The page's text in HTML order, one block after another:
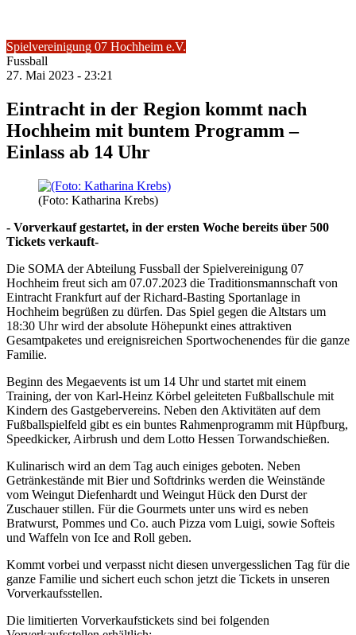
Spielvereinigung 07 Hochheim e.V.
Fussball
27. Mai 2023 - 23:21
Eintracht in der Region kommt nach
Hochheim mit buntem Programm –
Einlass ab 14 Uhr
(Foto: Katharina Krebs)
- Vorverkauf gestartet, in der ersten Woche bereits über 500
Tickets verkauft-
Die SOMA der Abteilung Fussball der Spielvereinigung 07
Hochheim freut sich am 07.07.2023 die Traditionsmannschaft von
Eintracht Frankfurt auf der Richard-Basting Sportanlage in
Hochheim begrüßen zu dürfen. Das Spiel gegen die Altstars um
18:30 Uhr wird der absolute Höhepunkt eines attraktiven
Gesamtpaketes und ereignisreichen Sportwochenendes für die ganze
Familie.
Beginn des Megaevents ist um 14 Uhr und startet mit einem
Training, der von Karl-Heinz Körbel geleiteten Fußballschule mit
Kindern des Gastgebervereins. Neben den Aktivitäten auf dem
Fußballspielfeld gibt es ein buntes Rahmenprogramm mit Hüpfburg,
Speedkicker, Airbrush und dem Lotto Hessen Torwandschießen.
Kulinarisch wird an dem Tag auch einiges geboten. Neben
Getränkestände mit Bier und Softdrinks werden die Weinstände
vom Weingut Diefenhardt und Weingut Hück den Durst der
Zuschauer stillen. Für die Gourmets unter uns wird es neben
Bratwurst, Pommes und Co. auch Pizza vom Luigi, sowie Softeis
und Waffeln von Ice and Roll geben.
Kommt vorbei und verpasst nicht diesen unvergesslichen Tag für die
ganze Familie und sichert euch schon jetzt die Tickets in unseren
Vorverkaufsstellen.
Die limitierten Vorverkaufstickets sind bei folgenden